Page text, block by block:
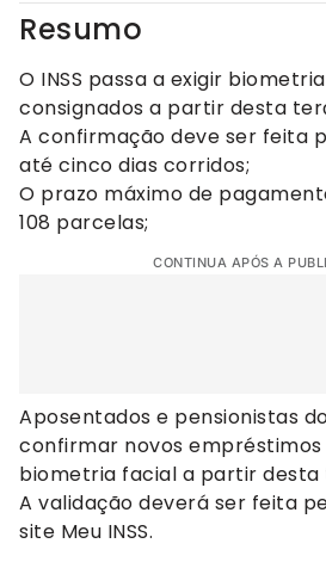
Resumo
O INSS passa a exigir
consignados a partir desta
A confirmação deve ser feita
até cinco dias corridos;
O prazo máximo de
108 parcelas;
CONTINUA APÓS A
Aposentados e pensionistas
confirmar novos
biometria facial a partir
A validação deverá ser feita
site Meu INSS.